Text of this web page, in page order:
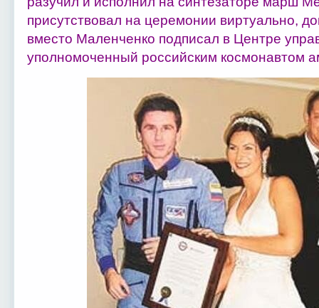
присутствовал на церемонии виртуально,
вместо Маленченко подписал в Центре
уполномоченный российским космонавтом